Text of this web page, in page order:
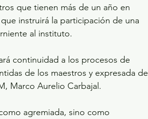
que tienen más de un año en
instruirá la participación de una
al instituto.
continuidad a los procesos de
de los maestros y expresada de
Marco Aurelio Carbajal.
agremiada, sino como